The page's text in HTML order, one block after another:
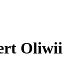
Oliwii